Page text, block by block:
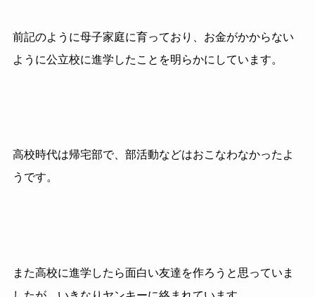
前記のように母子家庭に育っており、お金がかからない
ように公立校に進学したことを明らかにしています。
高校時代は帰宅部で、部活動などはおこなわなかったよ
うです。
また高校に進学したら面白い友達を作ろうと思っていま